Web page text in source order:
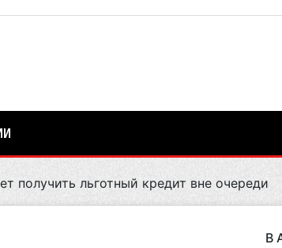
получить льготный кредит вне очереди
В